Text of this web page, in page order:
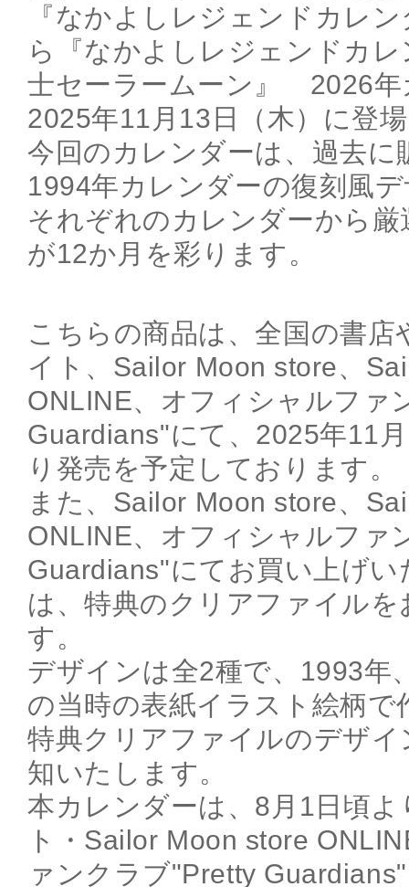
『なかよしレジェンドカレ
ら『なかよしレジェンドカ
士セーラームーン』 2026年
2025年11月13日（木）に登
今回のカレンダーは、過去に
1994年カレンダーの復刻風
それぞれのカレンダーから
が12か月を彩ります。
こちらの商品は、全国の書店
イト、Sailor Moon store、
ONLINE、オフィシャルファ
Guardians"にて、2025年11
り発売を予定しております。
また、Sailor Moon store、
ONLINE、オフィシャルファ
Guardians"にてお買い上げ
は、特典のクリアファイル
す。
デザインは全2種で、1993年
の当時の表紙イラスト絵柄で
特典クリアファイルのデザ
知いたします。
本カレンダーは、8月1日頃
ト・Sailor Moon store
ァンクラブ"Pretty